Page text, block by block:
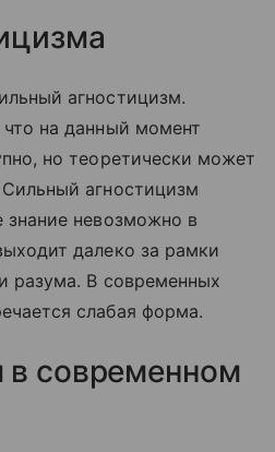
агностицизм.
на данный момент
но теоретически может
агностицизм
знание невозможно в
далеко за рамки
разума. В современных
слабая форма.
в современном